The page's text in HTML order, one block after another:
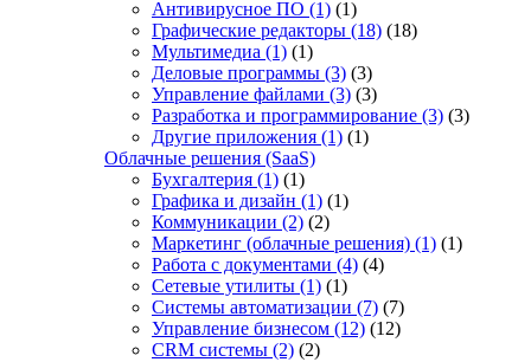
Антивирусное ПО (1) (1)
Графические редакторы (18) (18)
Мультимедиа (1) (1)
Деловые программы (3) (3)
Управление файлами (3) (3)
Разработка и программирование (3) (3)
Другие приложения (1) (1)
Облачные решения (SaaS)
Бухгалтерия (1) (1)
Графика и дизайн (1) (1)
Коммуникации (2) (2)
Маркетинг (облачные решения) (1) (1)
Работа с документами (4) (4)
Сетевые утилиты (1) (1)
Системы автоматизации (7) (7)
Управление бизнесом (12) (12)
CRM системы (2) (2)